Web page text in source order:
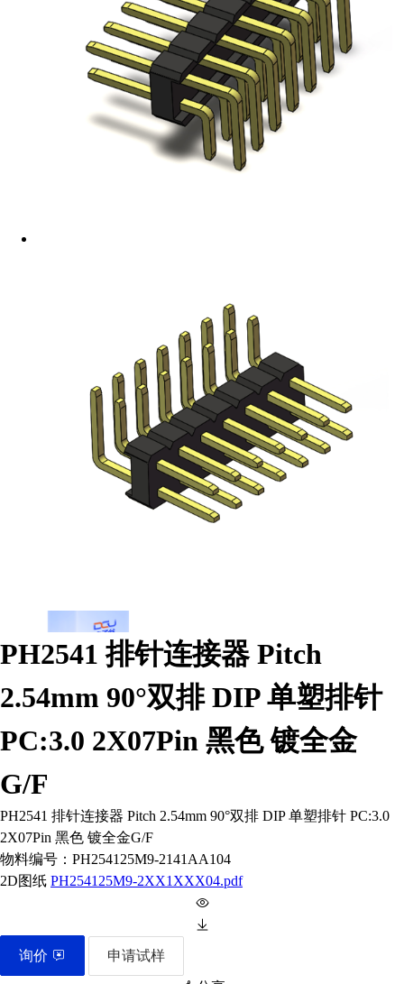
PH2541 排针连接器 Pitch
2.54mm 90°双排 DIP 单塑排针
PC:3.0 2X07Pin 黑色 镀全金
G/F
PH2541 排针连接器 Pitch 2.54mm 90°双排 DIP 单塑排针 PC:3.0
2X07Pin 黑色 镀全金G/F
物料编号： PH254125M9-2141AA104
2D图纸 PH254125M9-2XX1XXX04.pdf
询价 申请试样